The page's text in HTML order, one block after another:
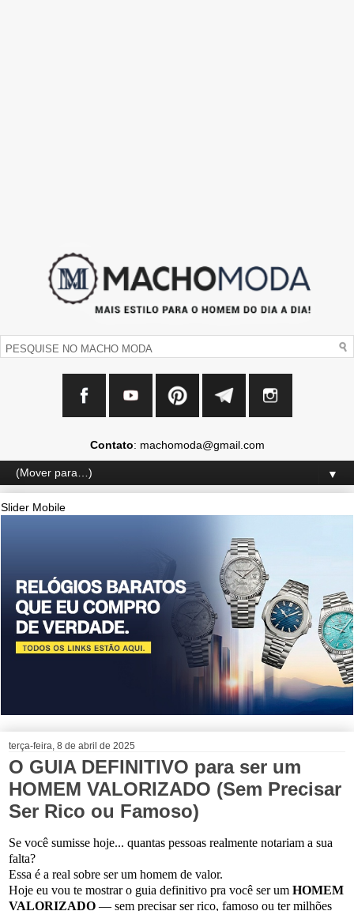
Contato: machomoda@gmail.com
▼
Slider Mobile
terça-feira, 8 de abril de 2025
O GUIA DEFINITIVO para ser um
HOMEM VALORIZADO (Sem Precisar
Ser Rico ou Famoso)
Se você sumisse hoje... quantas pessoas realmente notariam a sua
falta?
Essa é a real sobre ser um homem de valor.
Hoje eu vou te mostrar o guia definitivo pra você ser um HOMEM
VALORIZADO — sem precisar ser rico, famoso ou ter milhões